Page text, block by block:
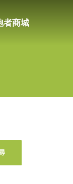
者商城